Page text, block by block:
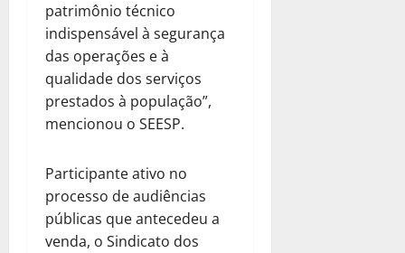
patrimônio técnico
indispensável à segurança
das operações e à
qualidade dos serviços
prestados à população”,
mencionou o SEESP.
Participante ativo no
processo de audiências
públicas que antecedeu a
venda, o Sindicato dos